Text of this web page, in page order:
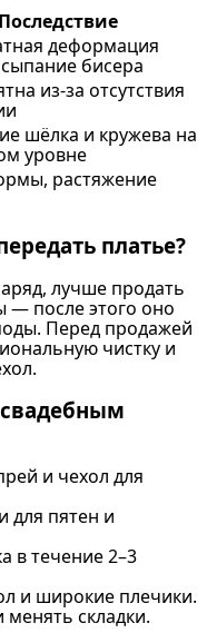
Последствие
деформация
бисера
из-за отсутствия
шёлка и кружева на
уровне
растяжение
платье?
лучше продать
— после этого оно
Перед продажей
чистку и
свадебным
и чехол для
для пятен и
в течение 2–3
и широкие плечики.
складки.